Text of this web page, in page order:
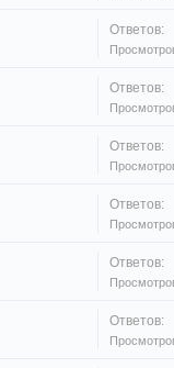
Ответов:
Ответов:
Ответов:
Ответов:
Ответов:
Ответов: